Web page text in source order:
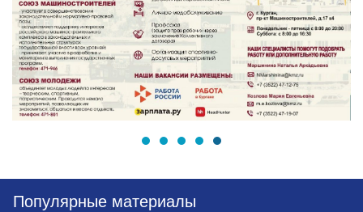
Популярные материалы